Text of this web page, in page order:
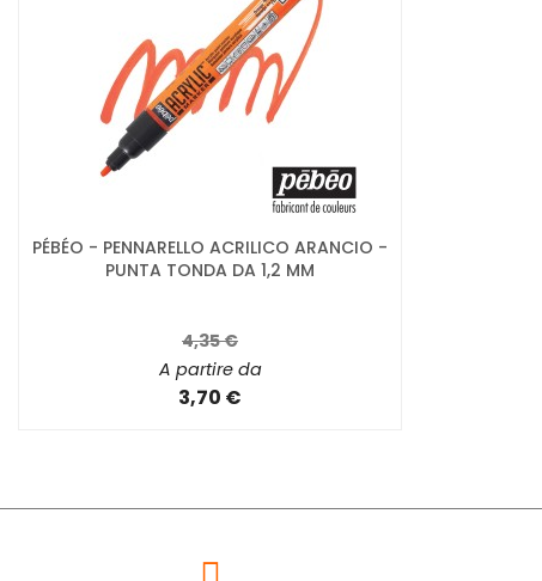
PÉBÉO - PENNARELLO ACRILICO ARANCIO -
PUNTA TONDA DA 1,2 MM
4,35 €
A partire da
3,70 €